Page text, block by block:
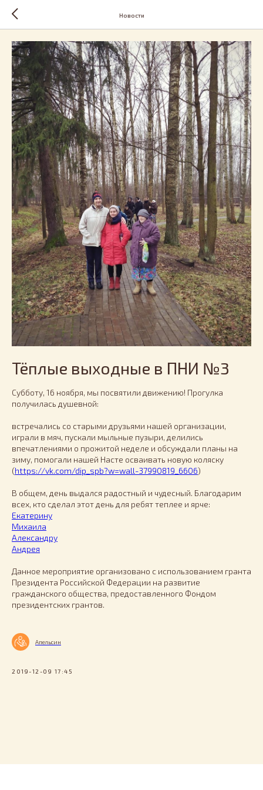
Новости
Тёплые выходные в ПНИ №3
Субботу, 16 ноября, мы посвятили движению! Прогулка
получилась душевной:
встречались со старыми друзьями нашей организации,
играли в мяч, пускали мыльные пузыри, делились
впечатлениями о прожитой неделе и обсуждали планы на
зиму, помогали нашей Насте осваивать новую коляску
(https://vk.com/dip_spb?w=wall-37990819_6606)
В общем, день выдался радостный и чудесный. Благодарим
всех, кто сделал этот день для ребят теплее и ярче:
Екатерину
Михаила
Александру
Андрея
Данное мероприятие организовано с использованием гранта
Президента Российской Федерации на развитие
гражданского общества, предоставленного Фондом
президентских грантов.
Апельсин
2019-12-09 17:45